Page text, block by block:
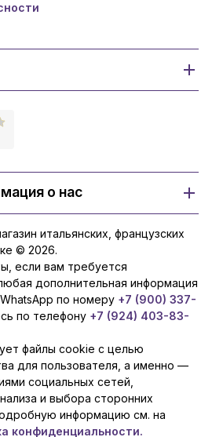
о нас
итальянских, французских
© 2026.
если вам требуется
дополнительная информация
по номеру +7 (900) 337-
по телефону +7 (924) 403-83-
файлы cookie с целью
для пользователя, а именно —
социальных сетей,
и выбора сторонних
информацию см. на
конфиденциальности.